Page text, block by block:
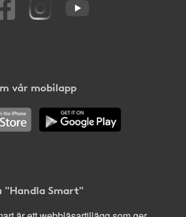
vår mobilapp
"Handla Smart"